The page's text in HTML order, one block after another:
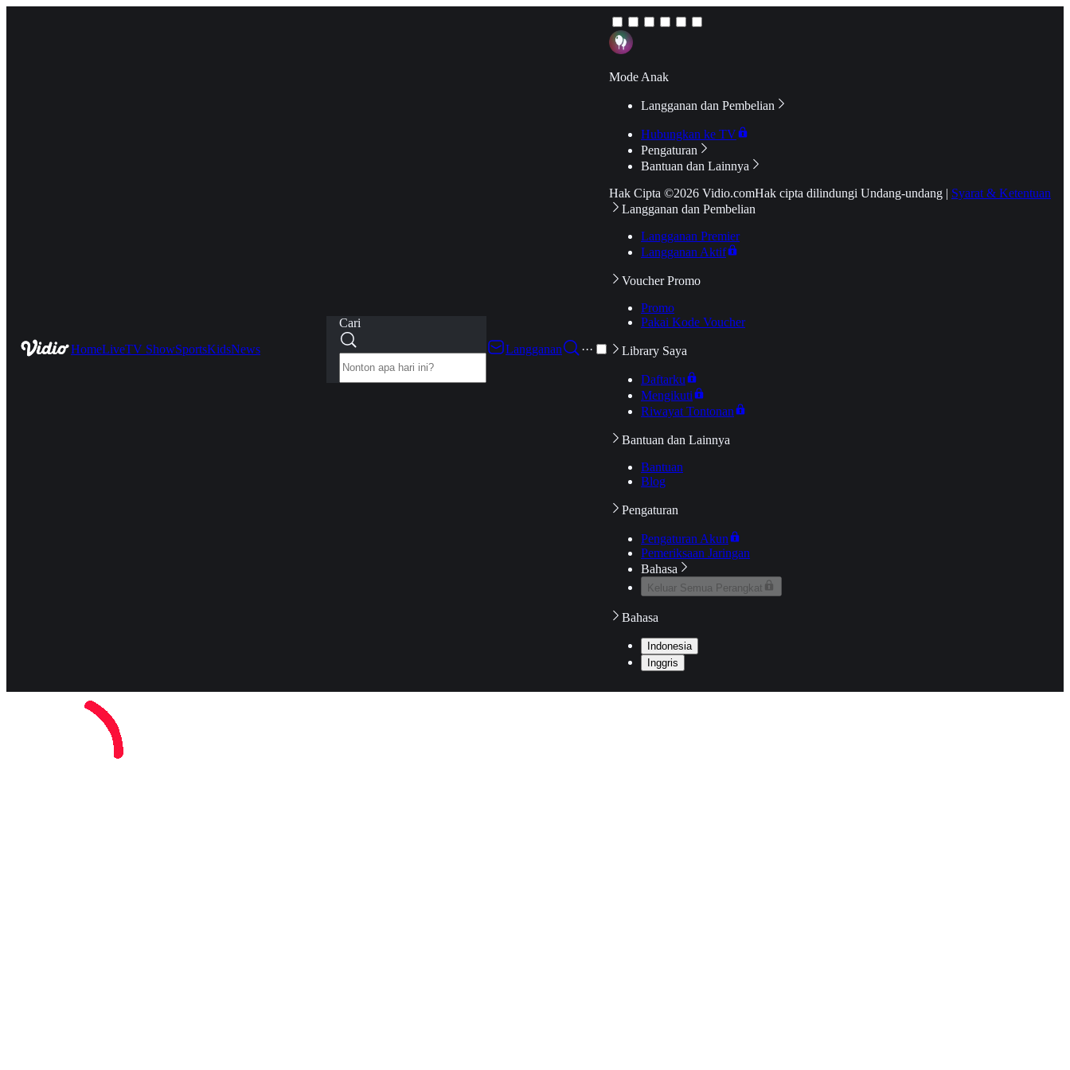
HomeLiveTV ShowSportsKidsNews
Cari
Langganan
···
Mode Anak
Langganan dan Pembelian
Hubungkan ke TV
Pengaturan
Bantuan dan Lainnya
Hak Cipta ©2026 Vidio.comHak cipta dilindungi Undang-undang | Syarat & Ketentuan
Langganan dan Pembelian
Langganan Premier
Langganan Aktif
Voucher Promo
Promo
Pakai Kode Voucher
Library Saya
Daftarku
Mengikuti
Riwayat Tontonan
Bantuan dan Lainnya
Bantuan
Blog
Pengaturan
Pengaturan Akun
Pemeriksaan Jaringan
Bahasa
Keluar Semua Perangkat
Bahasa
Indonesia
Inggris